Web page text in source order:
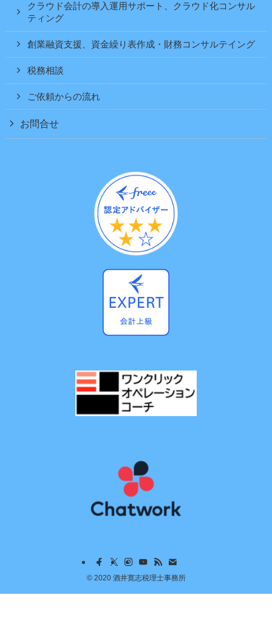
クラウド会計の導入運用サポート、クラウド化コンサル
ティング
創業融資支援、資金繰り表作成・財務コンサルテイング
税務相談
ご依頼からの流れ
お問合せ
©2020 酒井寛志税理士事務所